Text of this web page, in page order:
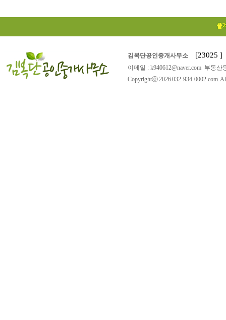
김복단공인중개사무소 [23025 ]
이메일 : k940612@naver.com 부동
Copyrightⓒ 2026 032-934-0002.com.